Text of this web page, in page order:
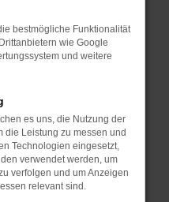
wie Werbeblocker,
Seiten
in einem privaten
zu beheben.
bestmögliche Funktionalität
wie Google
und weitere
es uns, die Nutzung der
die Leistung zu messen und
Technologien eingesetzt,
verwendet werden, um
verfolgen und um Anzeigen
relevant sind.